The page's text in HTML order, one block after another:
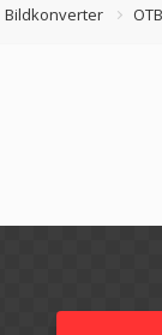
Bildkonverter